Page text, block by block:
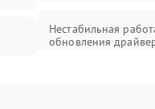
Нестабильная
обновления